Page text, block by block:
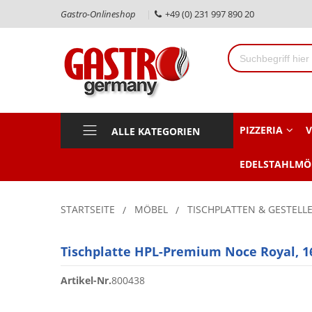
Gastro-Onlineshop +49 (0) 231 997 890 20
ALLE KATEGORIEN PIZZERIA
STARTSEITE MÖBEL TISCHPLATTEN & GESTELLE
Tischplatte HPL-Premium Noce Royal,
Artikel-Nr.800438